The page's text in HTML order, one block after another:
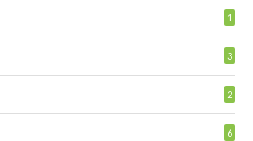
1
3
2
6